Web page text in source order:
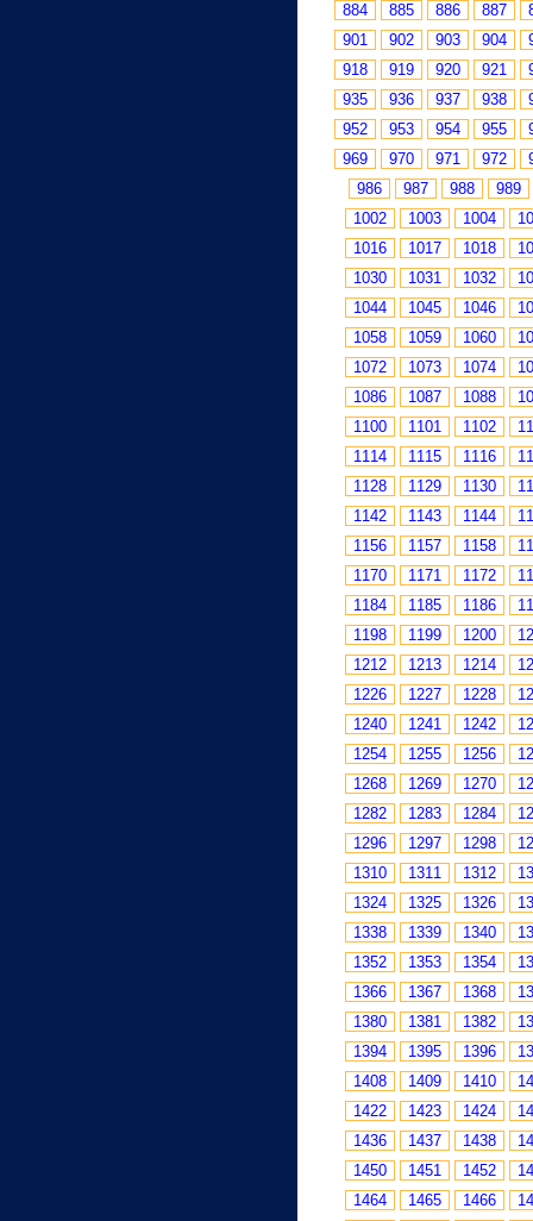
884
885 886 887
901
902 903 904
918
919 920 921
935
936 937 938
952
953 954 955
969
970 971 972
986
987 988
989
1002
1003 1004
1016
1017 1018
1030
1031 1032
1044
1045 1046
1058
1059 1060
1072
1073 1074
1086
1087 1088
1100
1101 1102
1114
1115 1116
1128
1129 1130
1142
1143 1144
1156
1157 1158
1170
1171 1172
1184
1185 1186
1198
1199 1200
1212
1213 1214
1226
1227 1228
1240
1241 1242
1254
1255 1256
1268
1269 1270
1282
1283 1284
1296
1297 1298
1310
1311 1312
1324
1325 1326
1338
1339 1340
1352
1353 1354
1366
1367 1368
1380
1381 1382
1394
1395 1396
1408
1409 1410
1422
1423 1424
1436
1437 1438
1450
1451 1452
1464
1465 1466